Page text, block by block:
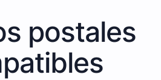
postales